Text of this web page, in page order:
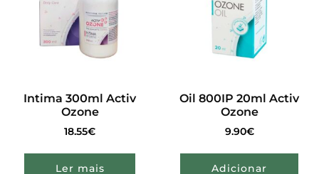
Intima 300ml Activ
Ozone
18.55€
Ler mais
Oil 800IP 20ml Activ
Ozone
9.90€
Adicionar